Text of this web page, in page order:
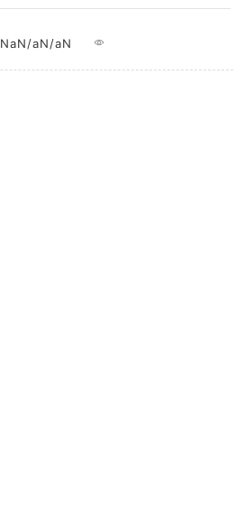
NaN/aN/aN